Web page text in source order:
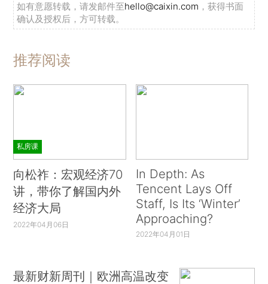
如有意愿转载，请发邮件至hello@caixin.com ，获得书面
确认及授权后，方可转载。
推荐阅读
私房课
向松祚：宏观经济70
讲，带你了解国内外
经济大局
2022年04月06日
In Depth: As
Tencent Lays Off
Staff, Is Its ‘Winter’
Approaching?
2022年04月01日
最新财新周刊｜欧洲高温改变